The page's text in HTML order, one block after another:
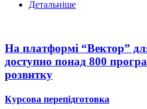
Детальніше
На платформі “Вектор”
доступно понад 800
розвитку
Курсова перепідготовка